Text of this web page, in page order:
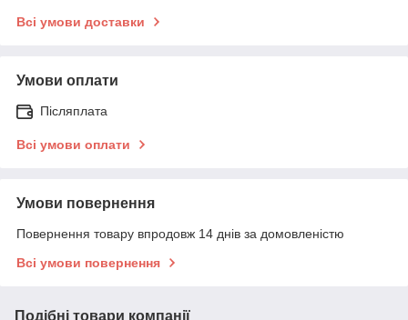
Всі умови доставки
Умови оплати
Післяплата
Всі умови оплати
Умови повернення
Повернення товару впродовж 14 днів за домовленістю
Всі умови повернення
Подібні товари компанії